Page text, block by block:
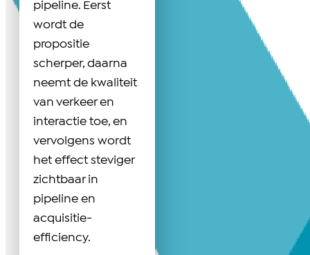
pipeline. Eerst
wordt de
propositie
scherper, daarna
neemt de kwaliteit
van verkeer en
interactie toe, en
vervolgens wordt
het effect steviger
zichtbaar in
pipeline en
acquisitie-
efficiency.